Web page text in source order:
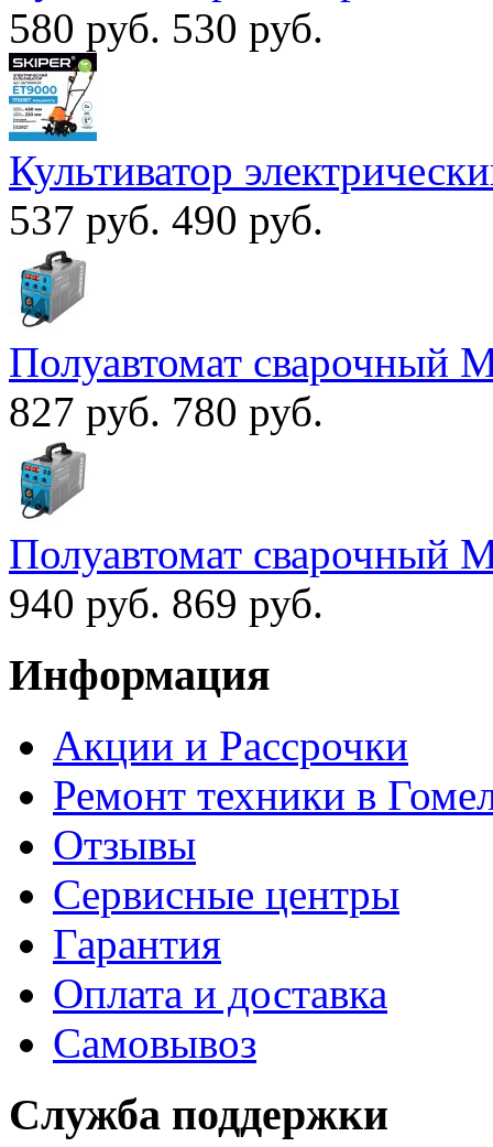
580 руб. 530 руб.
Культиватор
537 руб. 490 руб.
Полуавтомат сварочный
827 руб. 780 руб.
Полуавтомат сварочный
940 руб. 869 руб.
Информация
Акции и Рассрочки
Ремонт техники в
Отзывы
Сервисные центры
Гарантия
Оплата и доставка
Самовывоз
Служба поддержки